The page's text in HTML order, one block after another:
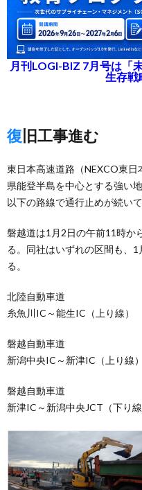
月刊LOGI-BIZ 7月号は「
生存戦
復旧工事進む
東日本高速道路（NEXCO東
県能登半島を中心とする強い
以下の路線で通行止めが続いて
磐越道は1月2日の午前11時か
る。同社はいずれの区間も、
る。
北陸自動車道
糸魚川IC～能生IC（上り線）
磐越自動車道
新潟中央IC～新津IC（上り線）
磐越自動車道
新津IC～新潟中央JCT（下り線